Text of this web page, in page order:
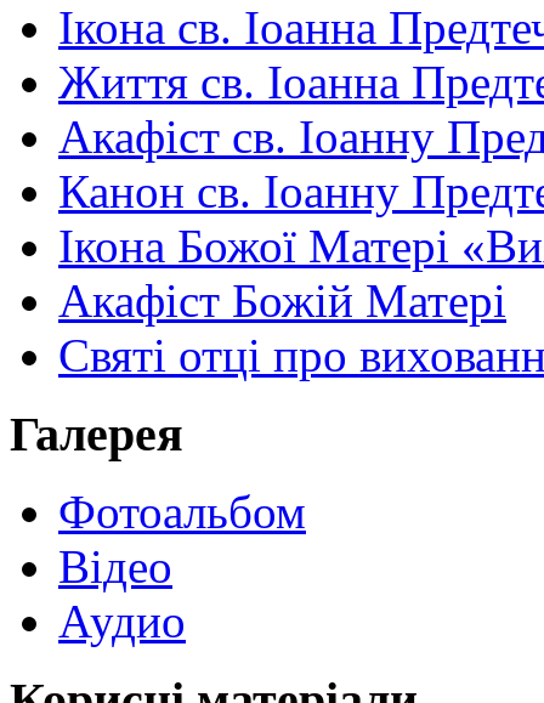
Ікона св. Іоанна
Життя св. Іоанна
Акафіст св. Іоанну
Канон св. Іоанну
Ікона Божої Матері
Акафіст Божій Матері
Святі отці про
Галерея
Фотоальбом
Відео
Аудио